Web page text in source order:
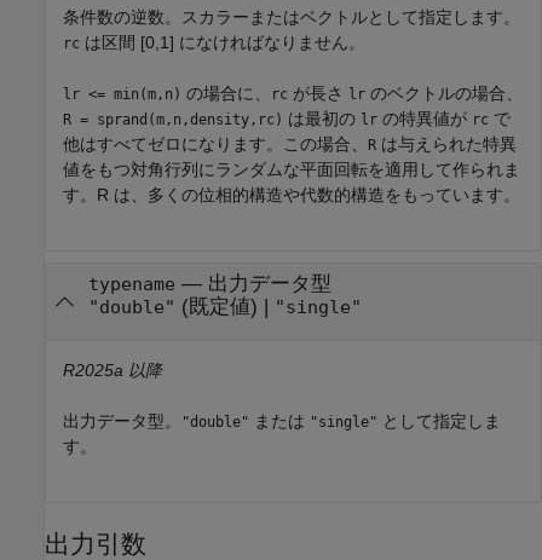
条件数の逆数。スカラーまたはベクトルとして指定します。
rc は区間 [0,1] になければなりません。
lr <= min(m,n) の場合に、 rc が長さ lr のベクトルの場合、
R = sprand(m,n,density,rc) は最初の lr の特異値が rc で
他はすべてゼロになります。この場合、
R は与えられた特異
値をもつ対角行列にランダムな平面回転を適用して作られま
す。R は、多くの位相的構造や代数的構造をもっています。
typename — 出力データ型
"double" (既定値) | "single"
R2025a 以降
出力データ型。 "double" または "single" として指定しま
す。
出力引数